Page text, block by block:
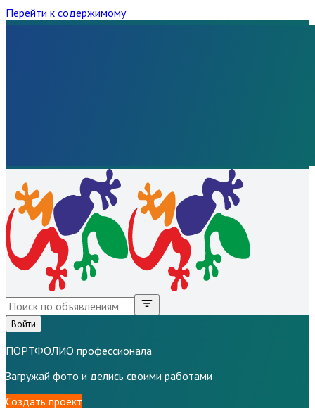
Перейти к содержимому
Войти
ПОРТФОЛИО профессионала
Загружай фото и делись своими работами
Создать проект